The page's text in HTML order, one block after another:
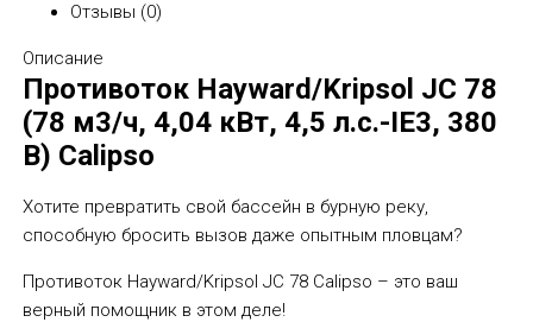
Отзывы (0)
Описание
Противоток Hayward/Kripsol JC 78
(78 м3/ч, 4,04 кВт, 4,5 л.с.-IE3, 380
В) Calipso
Хотите превратить свой бассейн в бурную реку,
способную бросить вызов даже опытным пловцам?
Противоток Hayward/Kripsol JC 78 Calipso – это ваш
верный помощник в этом деле!